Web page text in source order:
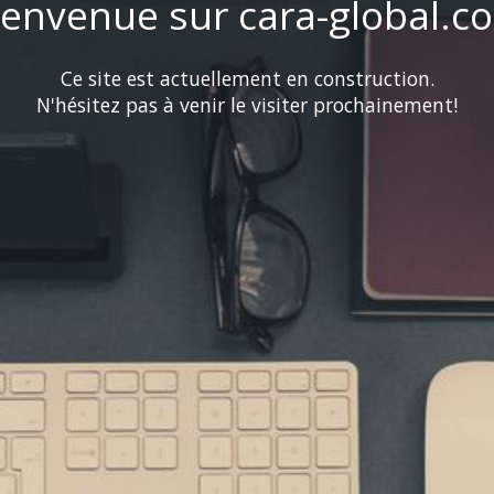
sur cara-
Ce site est actuellement en construction.
N'hésitez pas à venir le visiter prochainement!